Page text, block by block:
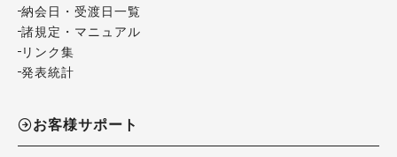
納会日・受渡日一覧
諸規定・マニュアル
リンク集
発表統計
お客様サポート